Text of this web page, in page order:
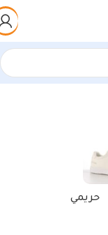
للرجال”
حريمي